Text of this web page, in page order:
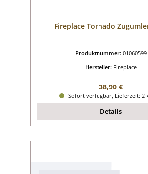
Fireplace Tornado
Produktnummer: 01060599
Hersteller: Fireplace
Regulärer Preis:
38,90 €
Sofort verfügbar, Lieferzeit: 2-
Details